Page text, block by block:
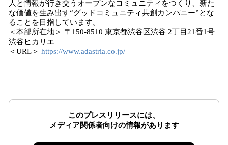
人と情報が行き交うオープンなコミュニティをつくり、新た
な価値を生み出す“グッドコミュニティ共創カンパニー”とな
ることを目指しています。
＜本部所在地＞ 〒150-8510 東京都渋谷区渋谷 2丁目21番1号
渋谷ヒカリエ
＜URL＞ https://www.adastria.co.jp/
このプレスリリースには、
メディア関係者向けの情報があります